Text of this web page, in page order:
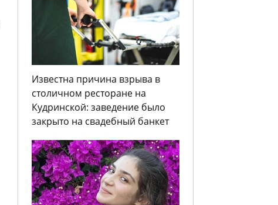
Известна причина взрыва в
столичном ресторане на
Кудринской: заведение было
закрыто на свадебный банкет